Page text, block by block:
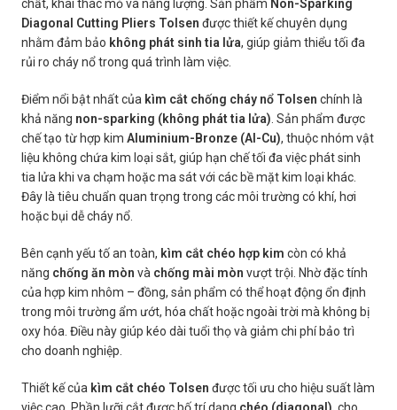
chất, khai thác mỏ và năng lượng. Sản phẩm Non-Sparking
Diagonal Cutting Pliers Tolsen được thiết kế chuyên dụng
nhằm đảm bảo không phát sinh tia lửa, giúp giảm thiểu tối đa
rủi ro cháy nổ trong quá trình làm việc.
Điểm nổi bật nhất của kìm cắt chống cháy nổ Tolsen chính là
khả năng non-sparking (không phát tia lửa) . Sản phẩm được
chế tạo từ hợp kim Aluminium-Bronze (Al-Cu), thuộc nhóm vật
liệu không chứa kim loại sắt, giúp hạn chế tối đa việc phát sinh
tia lửa khi va chạm hoặc ma sát với các bề mặt kim loại khác.
Đây là tiêu chuẩn quan trọng trong các môi trường có khí, hơi
hoặc bụi dễ cháy nổ.
Bên cạnh yếu tố an toàn, kìm cắt chéo hợp kim còn có khả
năng chống ăn mòn và chống mài mòn vượt trội. Nhờ đặc tính
của hợp kim nhôm – đồng, sản phẩm có thể hoạt động ổn định
trong môi trường ẩm ướt, hóa chất hoặc ngoài trời mà không bị
oxy hóa. Điều này giúp kéo dài tuổi thọ và giảm chi phí bảo trì
cho doanh nghiệp.
Thiết kế của kìm cắt chéo Tolsen được tối ưu cho hiệu suất làm